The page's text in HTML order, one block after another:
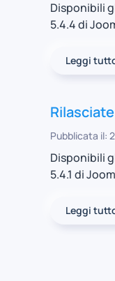
Disponibili
5.4.4 di
Leggi
Pubblicata il:
Disponibili
5.4.1 di
Leggi